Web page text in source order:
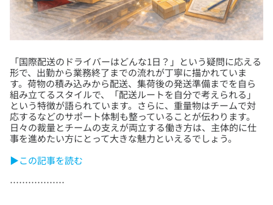
「国際配送のドライバーはどんな1日？」という疑問に応える
形で、出勤から業務終了までの流れが丁寧に描かれていま
す。荷物の積み込みから配送、集荷後の発送準備までを自ら
組み立てるスタイルで、「配送ルートを自分で考えられる」
という特徴が語られています。さらに、重量物はチームで対
応するなどのサポート体制も整っていることが伝わります。
日々の裁量とチームの支えが両立する働き方は、主体的に仕
▶この記事を読む